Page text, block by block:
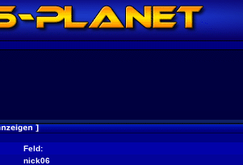
Feld:
nick06